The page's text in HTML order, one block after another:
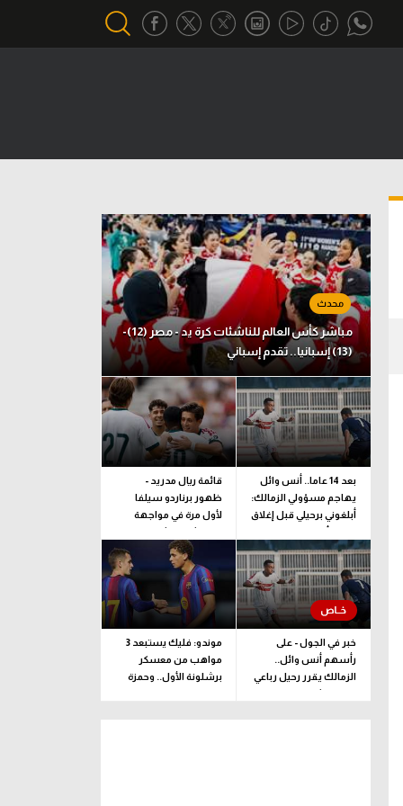
تحقيق في الجول
تقرير في الجول
تحليل في الجول
حكايات في الجول
كويز في الجول
فيديو في الجول
مباشر كأس العالم للناشئات كرة يد - مصر (12)-
(13) إسبانيا.. تقدم إسباني
بعد 14 عاما.. أنس وائل
يهاجم مسؤولي الزمالك:
أبلغوني برحيلي قبل إغلاق
القيد بأيام
قائمة ريال مدريد -
ظهور برناردو سيلفا
لأول مرة في مواجهة
فرينتشفاروشي
خبر في الجول - على
رأسهم أنس وائل..
الزمالك يقرر رحيل رباعي
فريق الشباب
موندو: فليك يستبعد 3
مواهب من معسكر
برشلونة الأول.. وحمزة